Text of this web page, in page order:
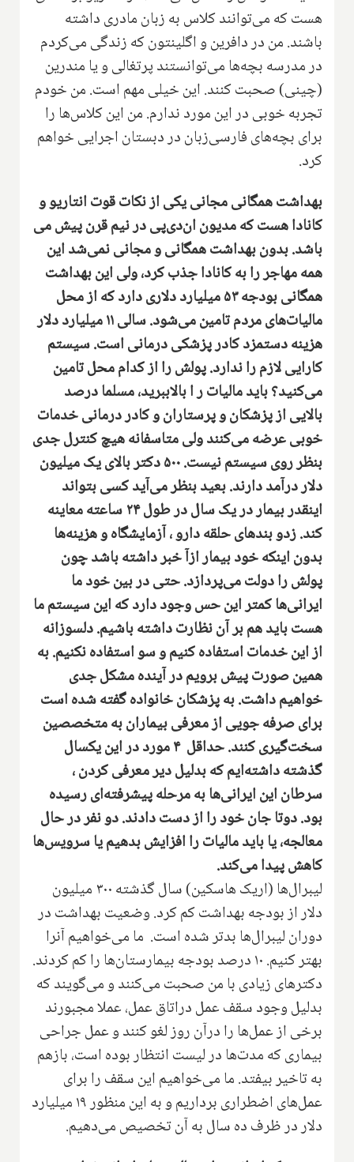
هست که می‌توانند کلاس به زبان مادری داشته
باشند‌. من در دافرین و اگلینتون که زندگی می‌کردم
در مدرسه بچه‌ها می‌توانستند پرتغالی و یا مندرین
(‌چینی‌) صحبت کنند‌. این‌ خیلی مهم است‌. من خودم
تجربه خوبی در این مورد ندارم‌. من این کلاس‌ها را‌
برای بچه‌های فارسی‌زبان در دبستان اجرایی خواهم
کرد‌.
بهداشت همگانی مجانی یکی از نکات قوت انتاریو و
کانادا هست که مدیون ان‌دی‌پی در نیم قرن پیش می
باشد. بدون بهداشت همگانی و مجانی نمی‌شد این
همه مهاجر را به کانادا جذب کرد، ولی این بهداشت
همگانی بودجه۵۳میلیارد دلاری دارد که از محل
مالیات‌های مردم تامین می‌شود‌. سالی ۱۱ میلیارد دلار
هزینه دستمزد‌ کادر پزشکی درمانی است. سیستم
کارایی لازم را ندارد. پولش را از کدام محل تامین
می‌کنید؟‌ باید مالیات ر ا بالاببرید، مسلما درصد
بالایی از پزشکان و پرستاران و کادر درمانی خدمات
خوبی عرضه می‌کنند ولی متاسفانه هیچ کنترل جدی
بنظر روی سیستم نیست‌. ۵۰۰ دکتر بالای یک میلیون
دلار درآمد دارند‌. بعید بنظر می‌‌آید کسی بتواند
اینقدر بیمار در یک سال در طول ۲۴ ساعته معاینه
کند‌. زدو بندهای حلقه دارو،آزمایشگاه و هزینه‌ها
بدون اینکه خود بیمار ازآ خبر داشته باشد چون
پولش را دولت می‌پردازد‌. حتی در بین خود ما
ایرانی‌ها کمتر این حس وجود دارد که این سیستم ما
هست باید هم بر آن نظارت داشته باشیم‌. دلسوزانه
از این خدمات استفاده کنیم و سو استفاده نکنیم‌. به
همین صورت پیش برویم در آینده مشکل جدی
خواهیم داشت. به پزشکا‌‌ن خانواده گفته شده است
برای صرفه جویی از معرفی بیماران به متخصصین
سخت‌گیری کنند‌. حداقل ۴ مورد در این یکسال
گذشته داشته‌ایم که بدلیل دیر معرفی کردن ،
سرطان این ایرانی‌ها به مرحله پیشرفته‌ای رسیده
بود‌. دوتا جان خود را از دست دادند‌. دو نفر در حال
معالجه،‌ یا باید مالیات را افزایش بدهیم یا سرویس‌ها
کاهش پیدا می‌کند.
لیبرال‌ها ‌(اریک هاسکین) سال گذشته ۳۰۰ میلیون
دلار از بودجه بهداشت کم کرد‌. وضعیت‌ بهداشت در
دوران لیبرال‌ها بدتر شده است‌. ما می‌خواهیم آنرا
بهتر کنیم‌. ۱۰ درصد بودجه بیمارستان‌ها را کم کردند‌.
دکترهای زیادی با من صحبت می‌کنند و می‌گویند که
بدلیل وجود سقف عمل دراتاق عمل‌،‌ عملا مجبورند
برخی از عمل‌ها را درآن روز لغو کنند و عمل جراحی
بیماری که مدت‌ها در لیست انتظار بوده است‌، بازهم
به تاخیر بیفتد. ما می‌خواهیم این سقف را برای
عمل‌های اضطراری برداریم و به این منظور ۱۹ میلیارد
دلار در ظرف ده سال به آن تخصیص می‌دهیم.